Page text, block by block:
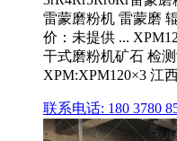
雷蒙磨粉机 雷蒙磨
价：未提供 ...
干式磨粉机矿石 检
XPM:XPM120×3 江
联系电话: 180 3780